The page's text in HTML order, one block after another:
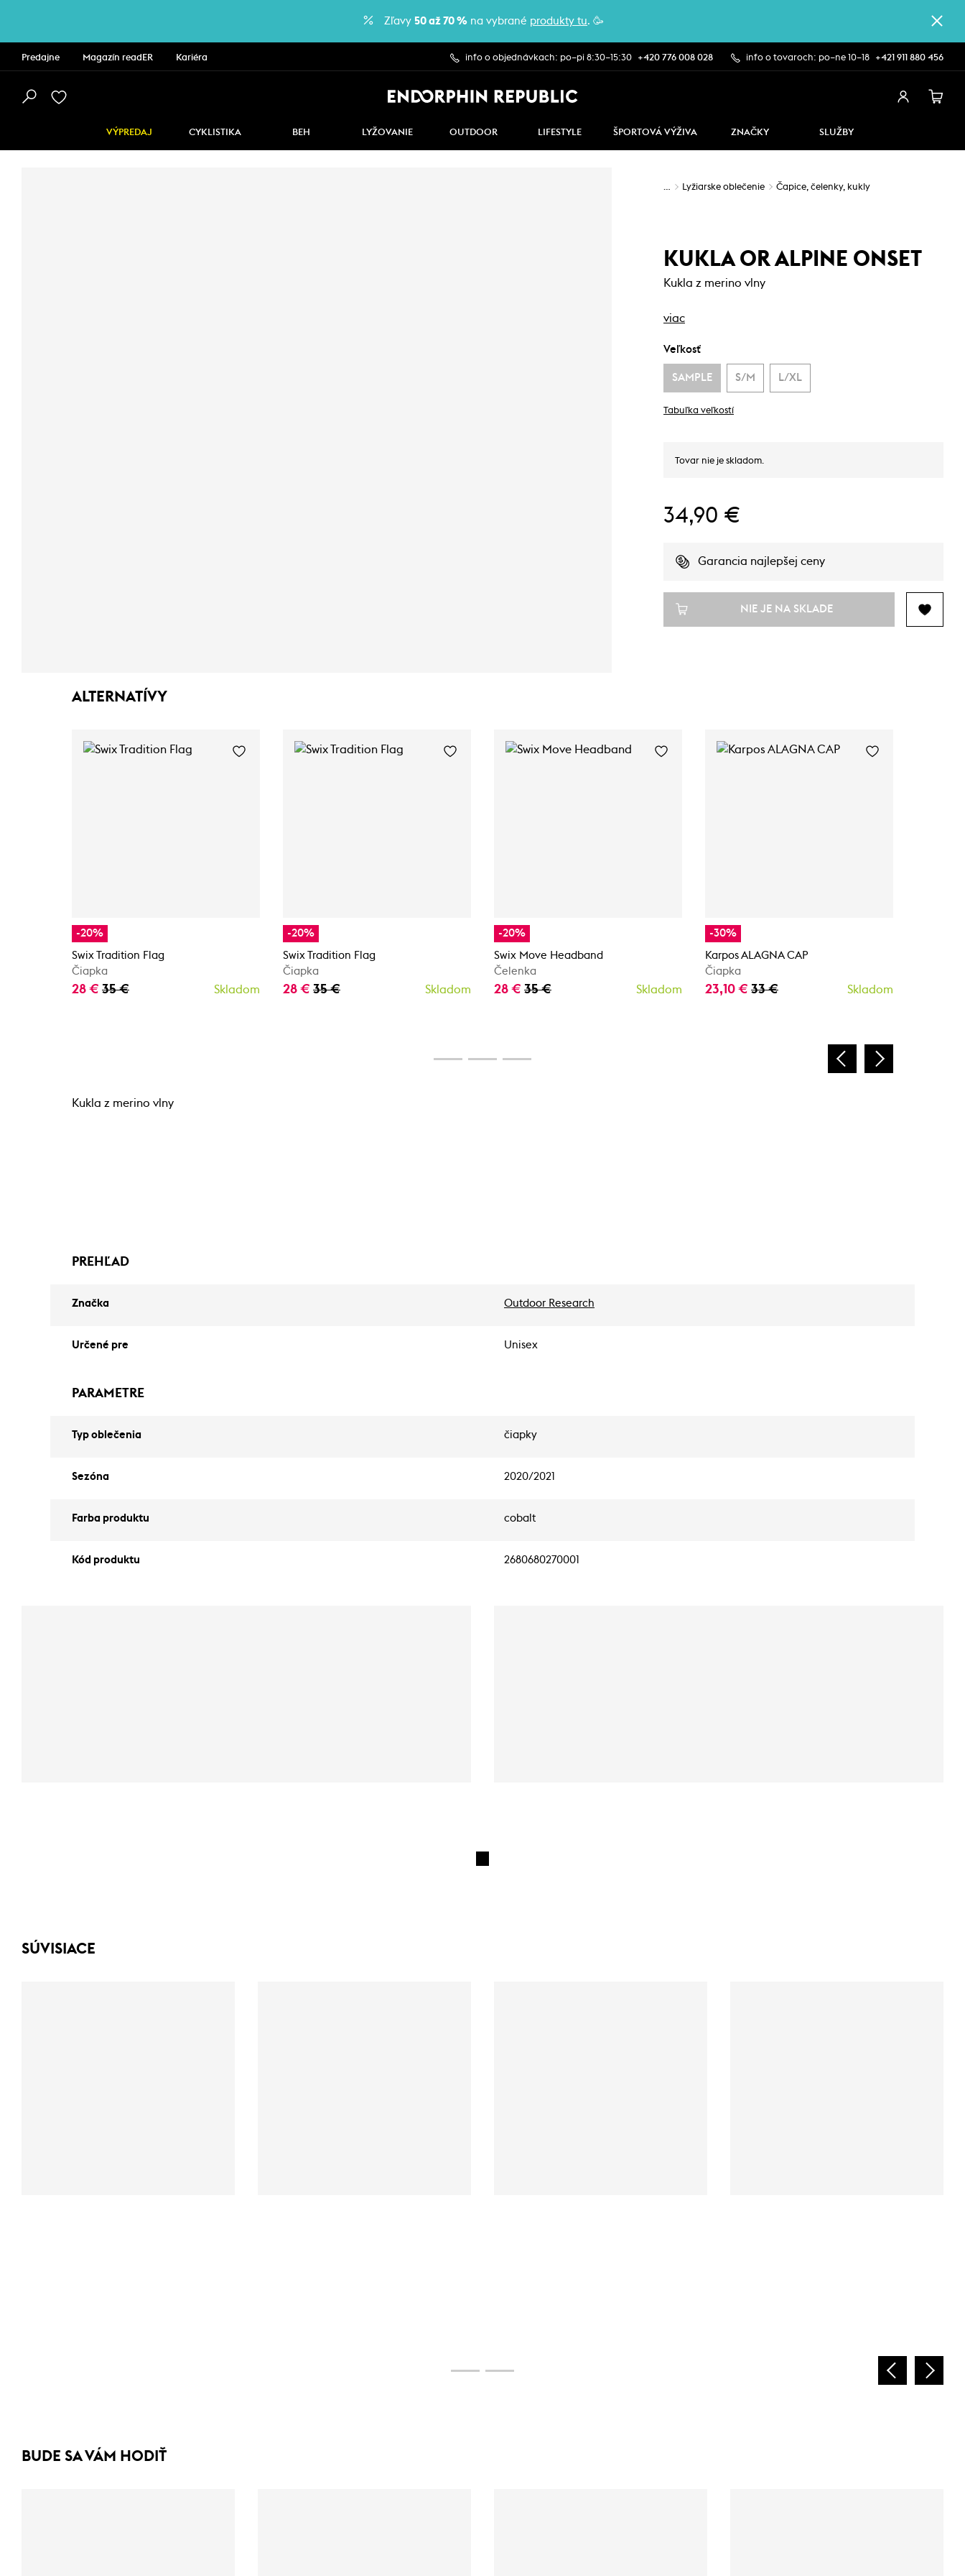
Zľavy 50 až 70 % na vybrané produkty tu. 🥳
Predajne Magazín readER Kariéra info o objednávkach: po–pi 8:30–15:30 +420 776 008 028 info o tovaroch: po–ne 10–18 +421 911 880 456
VÝPREDAJ CYKLISTIKA BEH LYŽOVANIE OUTDOOR LIFESTYLE ŠPORTOVÁ VÝŽIVA ZNAČKY SLUŽBY
… Lyžiarske oblečenie Čapice, čelenky, kukly
KUKLA OR ALPINE ONSET
Kukla z merino vlny
viac
Veľkosť
SAMPLE S/M L/XL
Tabuľka veľkostí
Tovar nie je skladom.
34,90 €
Garancia najlepšej ceny
NIE JE NA SKLADE
ALTERNATÍVY
-20%
Swix Tradition Flag
Čiapka
28 € 35 € Skladom
-20%
Swix Tradition Flag
Čiapka
28 € 35 € Skladom
-20%
Swix Move Headband
Čelenka
28 € 35 € Skladom
-30%
Karpos ALAGNA CAP
Čiapka
23,10 € 33 € Skladom
Kukla z merino vlny
PREHĽAD
Značka Outdoor Research
Určené pre Unisex
PARAMETRE
Typ oblečenia čiapky
Sezóna 2020/2021
Farba produktu cobalt
Kód produktu 2680680270001
SÚVISIACE
BUDE SA VÁM HODIŤ